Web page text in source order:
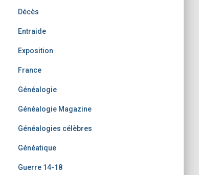
Décès
Entraide
Exposition
France
Généalogie
Généalogie Magazine
Généalogies célèbres
Généatique
Guerre 14-18